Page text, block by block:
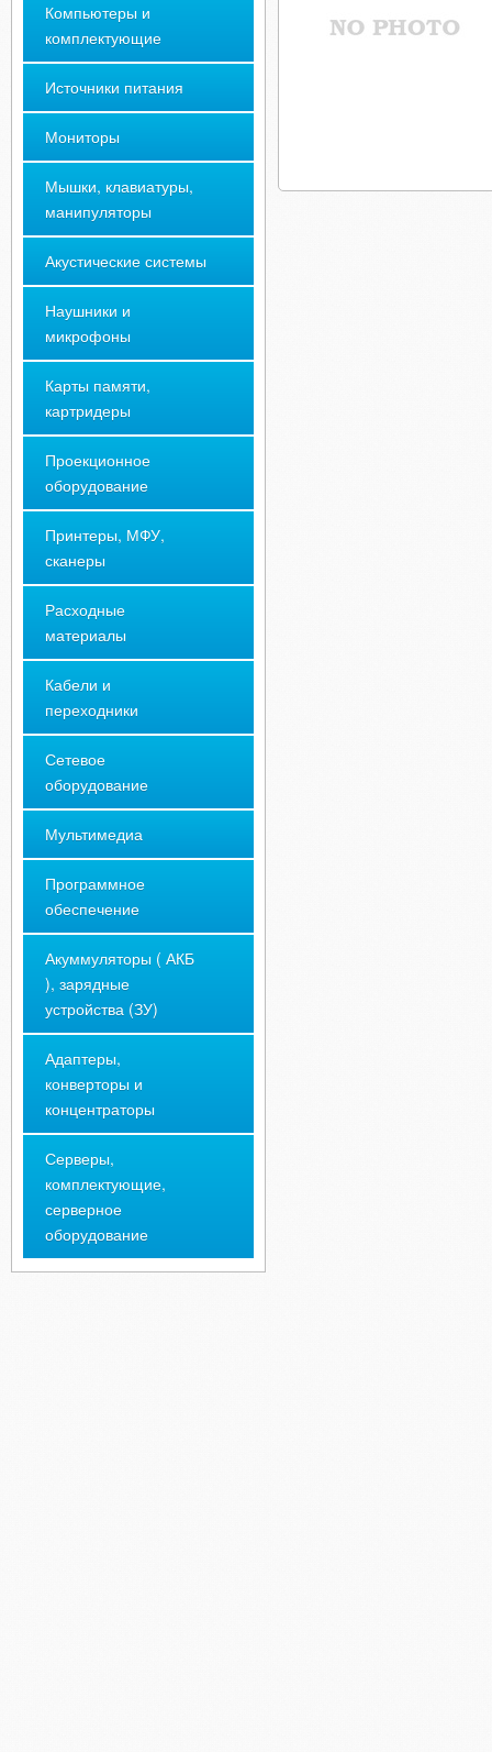
Компьютеры и
комплектующие
Источники питания
Мониторы
Мышки, клавиатуры,
манипуляторы
Акустические системы
Наушники и
микрофоны
Карты памяти,
картридеры
Проекционное
оборудование
Принтеры, МФУ,
сканеры
Расходные
материалы
Кабели и
переходники
Сетевое
оборудование
Мультимедиа
Программное
обеспечение
Акуммуляторы ( АКБ
), зарядные
устройства (ЗУ)
Адаптеры,
конверторы и
концентраторы
Серверы,
комплектующие,
серверное
оборудование